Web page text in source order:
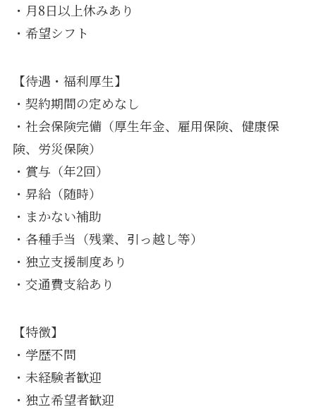
・月8日以上休みあり
・希望シフト
【待遇・福利厚生】
・契約期間の定めなし
・社会保険完備（厚生年金、雇用保険、健康保
険、労災保険）
・賞与（年2回）
・昇給（随時）
・まかない補助
・各種手当（残業、引っ越し等）
・独立支援制度あり
・交通費支給あり
【特徴】
・学歴不問
・未経験者歓迎
・独立希望者歓迎